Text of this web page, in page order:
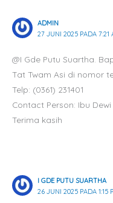
ADMIN
27 JUNI 2025 PADA 7:21
@I Gde Putu Suartha.
Tat Twam Asi di nomor
Telp: (0361) 231401
Contact Person: Ibu Dewi
Terima kasih
I GDE PUTU SUARTHA
26 JUNI 2025 PADA 1:15